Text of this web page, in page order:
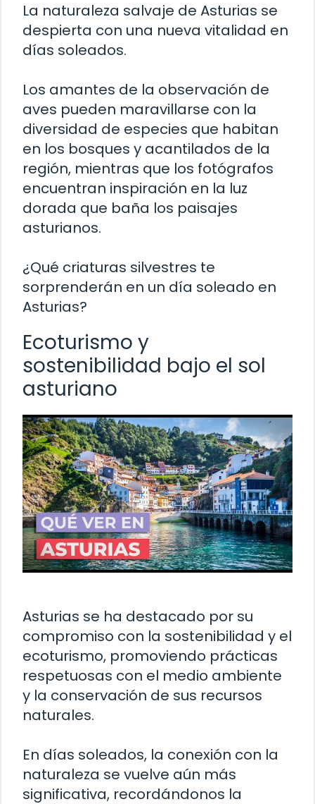
La naturaleza salvaje de Asturias se
despierta con una nueva vitalidad en
días soleados.
Los amantes de la observación de
aves pueden maravillarse con la
diversidad de especies que habitan
en los bosques y acantilados de la
región, mientras que los fotógrafos
encuentran inspiración en la luz
dorada que baña los paisajes
asturianos.
¿Qué criaturas silvestres te
sorprenderán en un día soleado en
Asturias?
Ecoturismo y
sostenibilidad bajo el sol
asturiano
Asturias se ha destacado por su
compromiso con la sostenibilidad y el
ecoturismo, promoviendo prácticas
respetuosas con el medio ambiente
y la conservación de sus recursos
naturales.
En días soleados, la conexión con la
naturaleza se vuelve aún más
significativa, recordándonos la